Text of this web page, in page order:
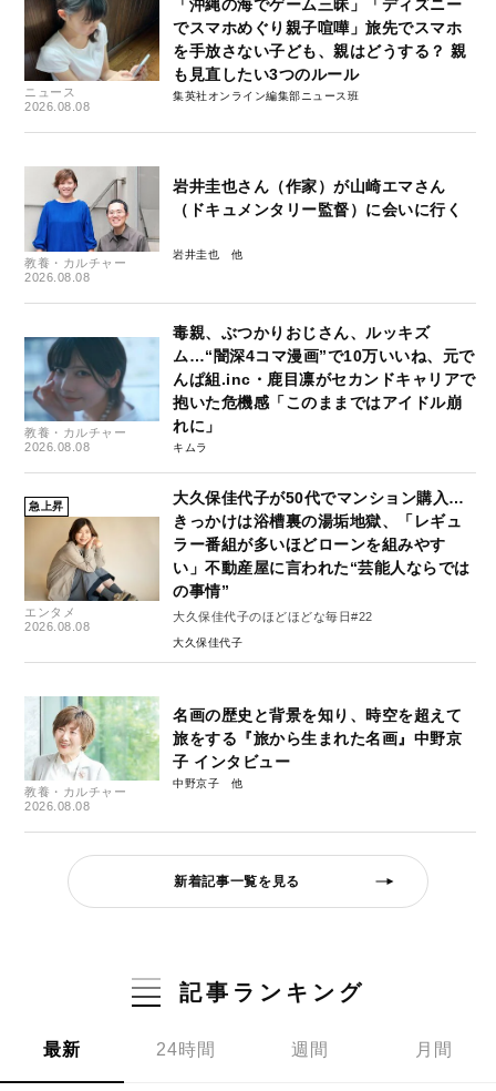
ニュース
2026.08.08
「沖縄の海でゲーム三昧」「ディズニー
でスマホめぐり親子喧嘩」旅先でスマホ
を手放さない子ども、親はどうする？ 親
も見直したい3つのルール
集英社オンライン編集部ニュース班
教養・カルチャー
2026.08.08
岩井圭也さん（作家）が山崎エマさん
（ドキュメンタリー監督）に会いに行く
岩井圭也
教養・カルチャー
2026.08.08
毒親、ぶつかりおじさん、ルッキズ
ム…“闇深4コマ漫画”で10万いいね、元で
んぱ組.inc・鹿目凛がセカンドキャリアで
抱いた危機感「このままではアイドル崩
れに」
キムラ
急上昇
エンタメ
2026.08.08
大久保佳代子が50代でマンション購入…
きっかけは浴槽裏の湯垢地獄、「レギュ
ラー番組が多いほどローンを組みやす
い」不動産屋に言われた“芸能人ならでは
の事情”
大久保佳代子のほどほどな毎日#22
大久保佳代子
教養・カルチャー
2026.08.08
名画の歴史と背景を知り、時空を超えて
旅をする『旅から生まれた名画』中野京
子 インタビュー
中野京子
新着記事一覧を見る
記事ランキング
最新 24時間 週間 月間